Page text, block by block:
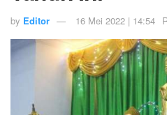
by Editor 16 Mei 2022 | 14:54